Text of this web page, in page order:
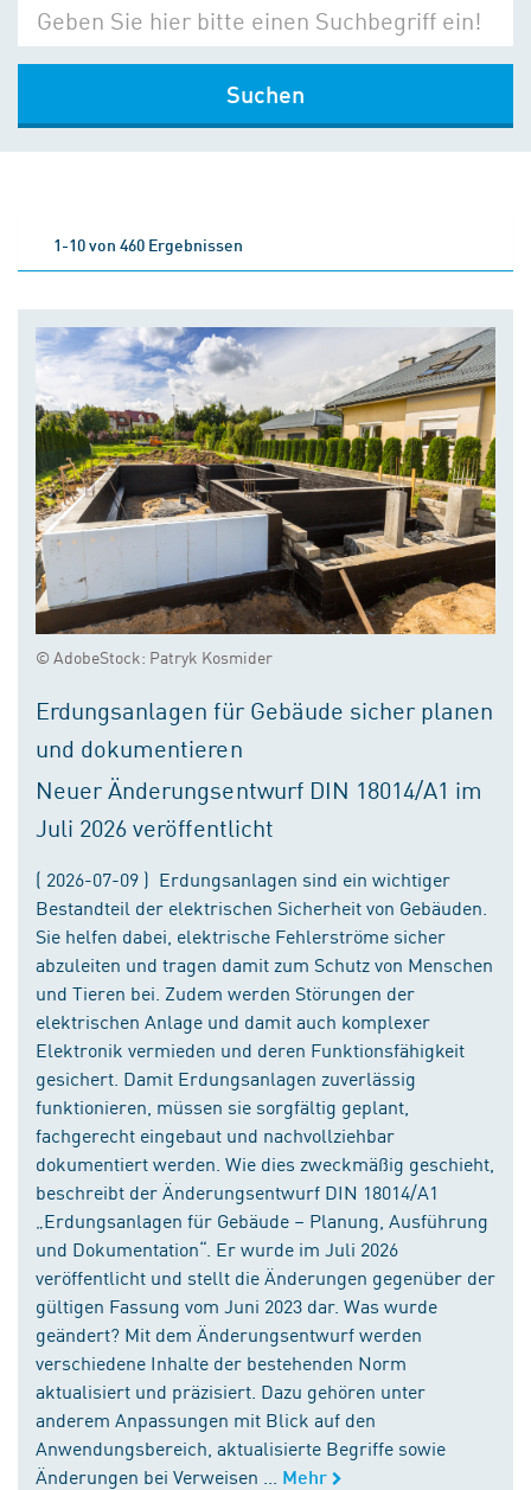
Suchen
1-10 von 460 Ergebnissen
© AdobeStock: Patryk Kosmider
Erdungsanlagen für Gebäude sicher planen
und dokumentieren
Neuer Änderungsentwurf DIN 18014/A1 im
Juli 2026 veröffentlicht
( 2026-07-09 ) Erdungsanlagen sind ein wichtiger
Bestandteil der elektrischen Sicherheit von Gebäuden.
Sie helfen dabei, elektrische Fehlerströme sicher
abzuleiten und tragen damit zum Schutz von Menschen
und Tieren bei. Zudem werden Störungen der
elektrischen Anlage und damit auch komplexer
Elektronik vermieden und deren Funktionsfähigkeit
gesichert. Damit Erdungsanlagen zuverlässig
funktionieren, müssen sie sorgfältig geplant,
fachgerecht eingebaut und nachvollziehbar
dokumentiert werden. Wie dies zweckmäßig geschieht,
beschreibt der Änderungsentwurf DIN 18014/A1
„Erdungsanlagen für Gebäude – Planung, Ausführung
und Dokumentation“. Er wurde im Juli 2026
veröffentlicht und stellt die Änderungen gegenüber der
gültigen Fassung vom Juni 2023 dar. Was wurde
geändert? Mit dem Änderungsentwurf werden
verschiedene Inhalte der bestehenden Norm
aktualisiert und präzisiert. Dazu gehören unter
anderem Anpassungen mit Blick auf den
Anwendungsbereich, aktualisierte Begriffe sowie
Änderungen bei Verweisen ...
Mehr